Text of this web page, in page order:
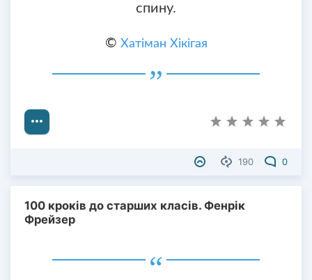
спину.
© Хатіман Хікігая
190 0
100 кроків до старших класів. Фенрік
Фрейзер